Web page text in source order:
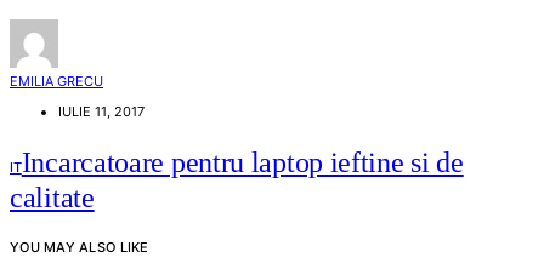
EMILIA GRECU
IULIE 11, 2017
ITIncarcatoare pentru laptop ieftine si de
calitate
YOU MAY ALSO LIKE